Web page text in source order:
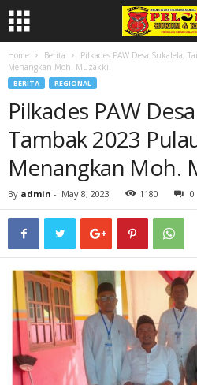
Home Berita
Pilkades PAW Desa Sukalela,
Menangkan Moh. Muzakki.
BERITA REGIONAL
Pilkades PAW
Tambak 2023
Menangkan Moh.
By admin - May 8, 2023 1180 0